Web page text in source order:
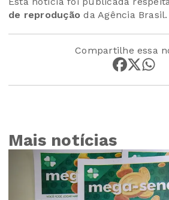
de reprodução da Agência Brasil.
Compartilhe essa
Mais notícias